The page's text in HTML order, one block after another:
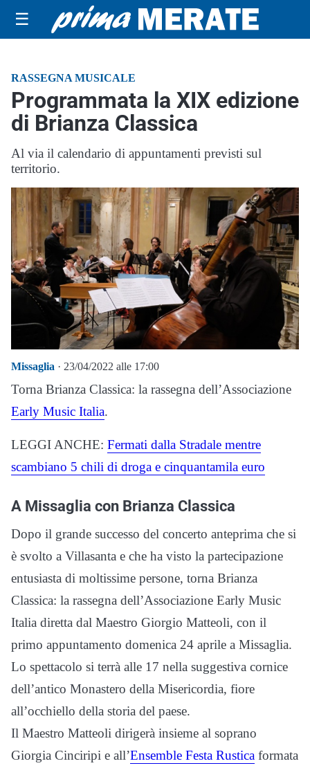
☰
RASSEGNA MUSICALE
Programmata la XIX edizione
di Brianza Classica
Al via il calendario di appuntamenti previsti sul
territorio.
Missaglia · 23/04/2022 alle 17:00
Torna Brianza Classica: la rassegna dell’Associazione
Early Music Italia.
LEGGI ANCHE: Fermati dalla Stradale mentre
scambiano 5 chili di droga e cinquantamila euro
A Missaglia con Brianza Classica
Dopo il grande successo del concerto anteprima che si
è svolto a Villasanta e che ha visto la partecipazione
entusiasta di moltissime persone, torna Brianza
Classica: la rassegna dell’Associazione Early Music
Italia diretta dal Maestro Giorgio Matteoli, con il
primo appuntamento domenica 24 aprile a Missaglia.
Lo spettacolo si terrà alle 17 nella suggestiva cornice
dell’antico Monastero della Misericordia, fiore
all’occhiello della storia del paese.
Il Maestro Matteoli dirigerà insieme al soprano
Giorgia Cinciripi e all’Ensemble Festa Rustica formata